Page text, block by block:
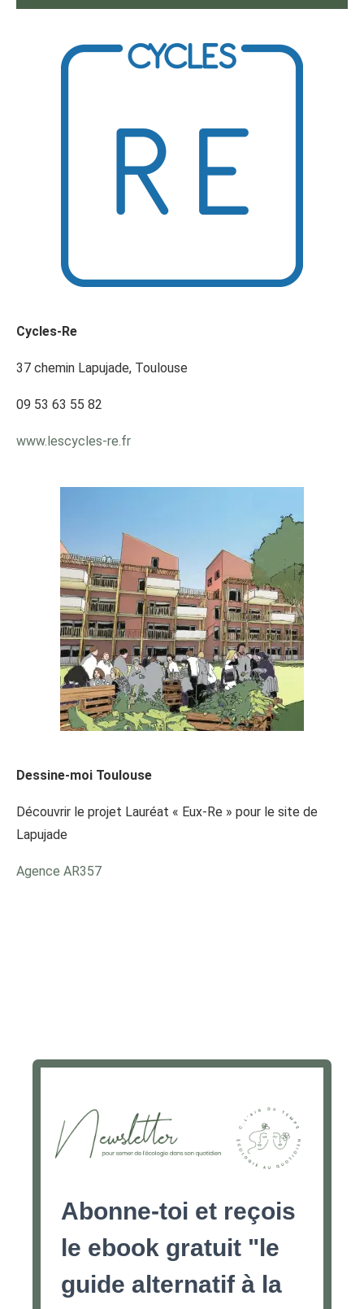
Cycles-Re
37 chemin Lapujade, Toulouse
09 53 63 55 82
www.lescycles-re.fr
Dessine-moi Toulouse
Découvrir le projet Lauréat « Eux-Re » pour le site de
Lapujade
Agence AR357